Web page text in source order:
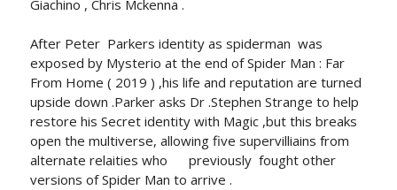
Giachino , Chris Mckenna .
After Peter Parkers identity as spiderman was
exposed by Mysterio at the end of Spider Man : Far
From Home ( 2019 ) ,his life and reputation are turned
upside down .Parker asks Dr .Stephen Strange to help
restore his Secret identity with Magic ,but this breaks
open the multiverse, allowing five supervilliains from
alternate relaities who previously fought other
versions of Spider Man to arrive .